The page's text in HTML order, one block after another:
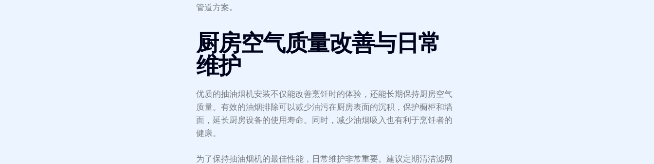
管道方案。
厨房空气质量改善与日常
维护
优质的抽油烟机安装不仅能改善烹饪时的体验，还能长期保持厨房空气
质量。有效的油烟排除可以减少油污在厨房表面的沉积，保护橱柜和墙
面，延长厨房设备的使用寿命。同时，减少油烟吸入也有利于烹饪者的
健康。
为了保持抽油烟机的最佳性能，日常维护非常重要。建议定期清洁滤网